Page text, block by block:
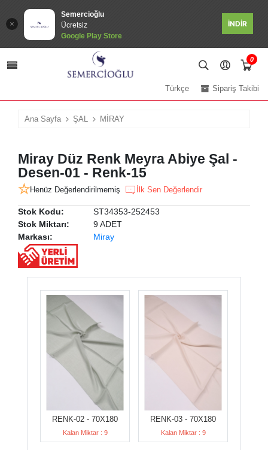
Semercioğlu
Ücretsiz
Google Play Store
İNDİR
0
Sipariş Takibi
Türkçe
Ana Sayfa ŞAL MİRAY
Miray Düz Renk Meyra Abiye Şal -
Desen-01 - Renk-15
Henüz Değerlendirilmemiş İlk Sen Değerlendir
Stok Kodu:
ST34353-252453
Stok Miktarı:
9 ADET
Markası:
Miray
RENK-02 - 70X180
Kalan Miktar : 9
RENK-03 - 70X180
Kalan Miktar : 9